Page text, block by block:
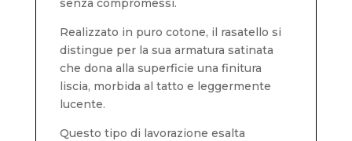
senza compromessi.
Realizzato in puro cotone, il rasatello si
distingue per la sua armatura satinata
che dona alla superficie una finitura
liscia, morbida al tatto e leggermente
lucente.
Questo tipo di lavorazione esalta